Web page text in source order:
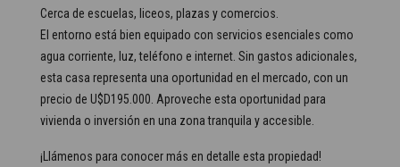
Cerca de escuelas, liceos, plazas y comercios.
El entorno está bien equipado con servicios esenciales como
agua corriente, luz, teléfono e internet. Sin gastos adicionales,
esta casa representa una oportunidad en el mercado, con un
precio de U$D195.000. Aproveche esta oportunidad para
vivienda o inversión en una zona tranquila y accesible.
¡Llámenos para conocer más en detalle esta propiedad!